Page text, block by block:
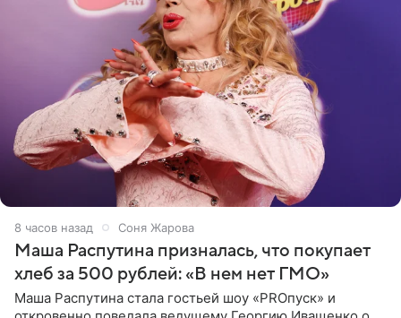
8 часов назад Соня Жарова
Маша Распутина призналась, что покупает
хлеб за 500 рублей: «В нем нет ГМО»
Маша Распутина стала гостьей шоу «PROпуск» и